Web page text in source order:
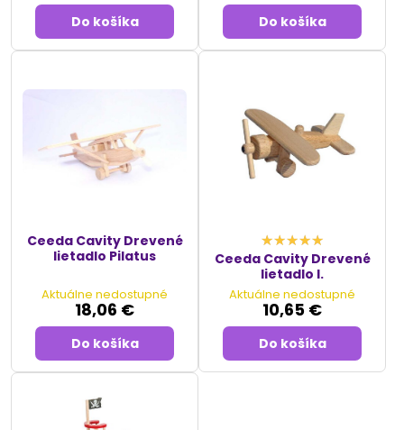
Do košíka Do košíka
Ceeda Cavity Drevené
lietadlo Pilatus
Aktuálne nedostupné
18,06 €
Do košíka
Ceeda Cavity Drevené
lietadlo I.
Aktuálne nedostupné
10,65 €
Do košíka